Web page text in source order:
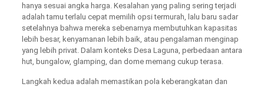
hanya sesuai angka harga. Kesalahan yang paling sering terjadi
adalah tamu terlalu cepat memilih opsi termurah, lalu baru sadar
setelahnya bahwa mereka sebenarnya membutuhkan kapasitas
lebih besar, kenyamanan lebih baik, atau pengalaman menginap
yang lebih privat. Dalam konteks Desa Laguna, perbedaan antara
hut, bungalow, glamping, dan dome memang cukup terasa.
Langkah kedua adalah memastikan pola keberangkatan dan